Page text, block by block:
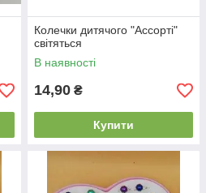
Колечки дитячого "Ассорті"
світяться
В наявності
14,90 ₴
Купити